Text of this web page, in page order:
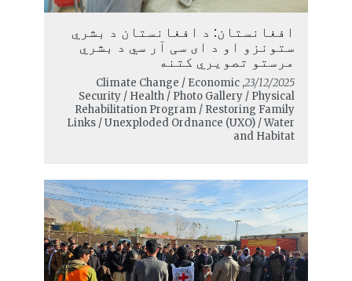
افغانستان: د افغانستان د بشري
ستونزو او د ای سی آر سي د بشري
مرستو تصویري کتنه
23/12/2025
, Climate Change / Economic
Security / Health / Photo Gallery / Physical
Rehabilitation Program / Restoring Family
Links / Unexploded Ordnance (UXO) / Water
and Habitat